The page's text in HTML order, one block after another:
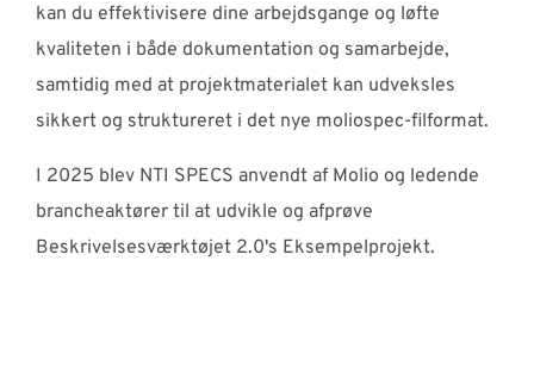
kan du effektivisere dine arbejdsgange og løfte
kvaliteten i både dokumentation og samarbejde,
samtidig med at projektmaterialet kan udveksles
sikkert og struktureret i det nye moliospec-filformat.
I 2025 blev NTI SPECS anvendt af Molio og ledende
brancheaktører til at udvikle og afprøve
Beskrivelsesværktøjet 2.0's Eksempelprojekt.